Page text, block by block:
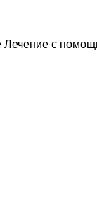
Лечение с